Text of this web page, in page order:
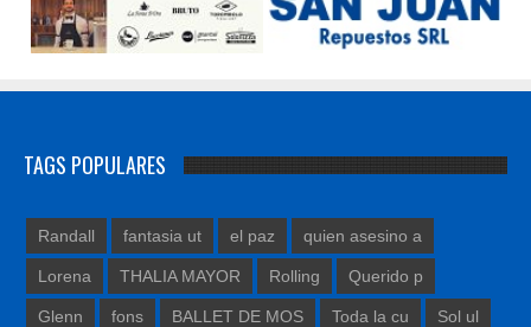
TAGS POPULARES
Randall fantasia ut el paz quien asesino a
Lorena THALIA MAYOR Rolling Querido p
Glenn fons BALLET DE MOS Toda la cu Sol ul